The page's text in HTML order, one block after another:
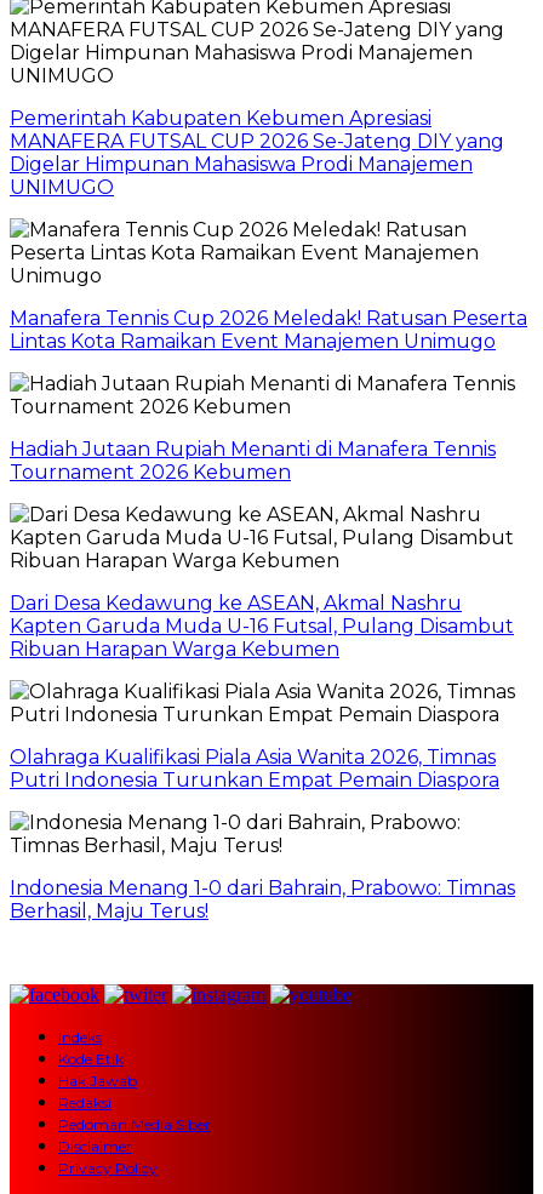
Pemerintah Kabupaten Kebumen Apresiasi
MANAFERA FUTSAL CUP 2026 Se-Jateng DIY yang
Digelar Himpunan Mahasiswa Prodi Manajemen
UNIMUGO
Manafera Tennis Cup 2026 Meledak! Ratusan Peserta
Lintas Kota Ramaikan Event Manajemen Unimugo
Hadiah Jutaan Rupiah Menanti di Manafera Tennis
Tournament 2026 Kebumen
Dari Desa Kedawung ke ASEAN, Akmal Nashru
Kapten Garuda Muda U-16 Futsal, Pulang Disambut
Ribuan Harapan Warga Kebumen
Olahraga Kualifikasi Piala Asia Wanita 2026, Timnas
Putri Indonesia Turunkan Empat Pemain Diaspora
Indonesia Menang 1-0 dari Bahrain, Prabowo: Timnas
Berhasil, Maju Terus!
Indeks
Kode Etik
Hak Jawab
Redaksi
Pedoman Media Siber
Disclaimer
Privacy Policy